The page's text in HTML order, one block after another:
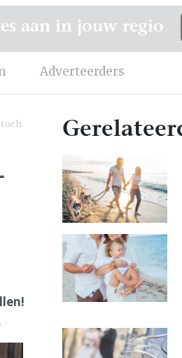
Adverteerders
aan in jouw regio
toch